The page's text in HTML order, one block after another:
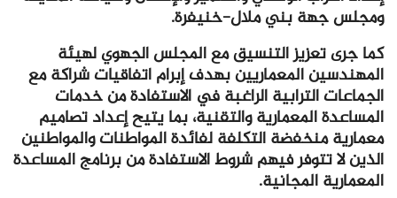
ومجلس جهة بني ملال-خنيفرة.
كما جرى تعزيز التنسيق مع المجلس الجهوي لهيئة
المهندسين المعماريين بهدف إبرام اتفاقيات شراكة مع
الجماعات الترابية الراغبة في الاستفادة من خدمات
المساعدة المعمارية والتقنية، بما يتيح إعداد تصاميم
معمارية منخفضة التكلفة لفائدة المواطنات والمواطنين
الذين لا تتوفر فيهم شروط الاستفادة من برنامج المساعدة
المعمارية المجانية.